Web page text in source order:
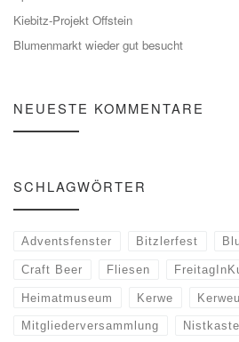
Kiebitz-Projekt Offstein
Blumenmarkt wieder gut besucht
NEUESTE KOMMENTARE
SCHLAGWÖRTER
Adventsfenster Bitzlerfest
Craft Beer Fliesen
Heimatmuseum Kerwe
Mitgliederversammlung